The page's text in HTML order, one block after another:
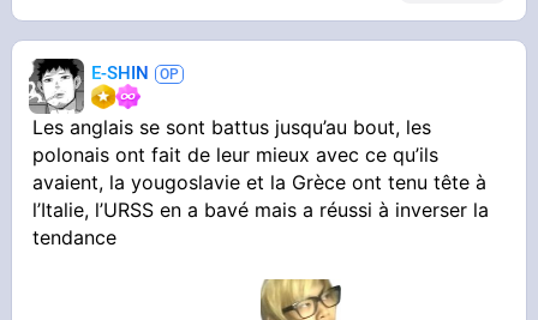
E-SHIN
Les anglais se sont battus jusqu’au bout, les
polonais ont fait de leur mieux avec ce qu’ils
avaient, la yougoslavie et la Grèce ont tenu tête à
l’Italie, l’URSS en a bavé mais a réussi à inverser la
tendance